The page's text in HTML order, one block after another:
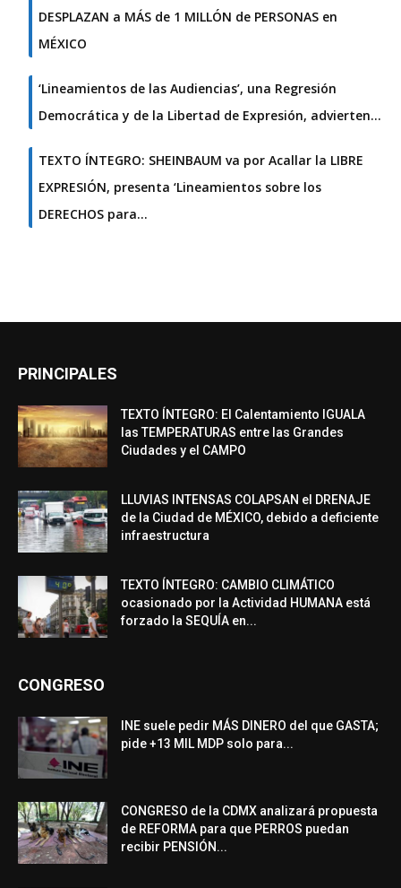
DESPLAZAN a MÁS de 1 MILLÓN de PERSONAS en
MÉXICO
‘Lineamientos de las Audiencias’, una Regresión
Democrática y de la Libertad de Expresión, advierten…
TEXTO ÍNTEGRO: SHEINBAUM va por Acallar la LIBRE
EXPRESIÓN, presenta ‘Lineamientos sobre los
DERECHOS para…
PRINCIPALES
TEXTO ÍNTEGRO: El Calentamiento IGUALA
las TEMPERATURAS entre las Grandes
Ciudades y el CAMPO
LLUVIAS INTENSAS COLAPSAN el DRENAJE
de la Ciudad de MÉXICO, debido a deficiente
infraestructura
TEXTO ÍNTEGRO: CAMBIO CLIMÁTICO
ocasionado por la Actividad HUMANA está
forzado la SEQUÍA en...
CONGRESO
INE suele pedir MÁS DINERO del que GASTA;
pide +13 MIL MDP solo para...
CONGRESO de la CDMX analizará propuesta
de REFORMA para que PERROS puedan
recibir PENSIÓN...